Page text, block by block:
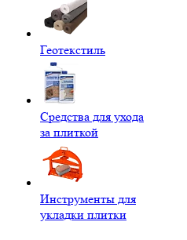
Геотекстиль
Средства для ухода
за плиткой
Инструменты для
укладки плитки